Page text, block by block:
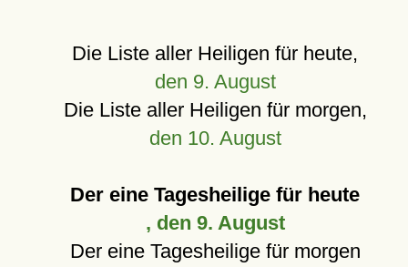
Die Liste aller Heiligen für heute,
den 9. August
Die Liste aller Heiligen für morgen,
den 10. August
Der eine Tagesheilige für heute
, den 9. August
Der eine Tagesheilige für morgen